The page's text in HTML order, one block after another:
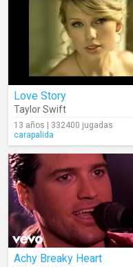
Love Story
Taylor Swift
13 años | 332400 jugadas
carapalida
Achy Breaky Heart